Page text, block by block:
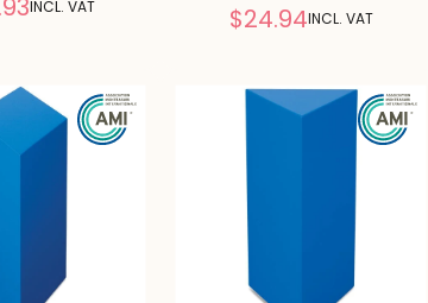
INCL. VAT Reduced
$24.94INCL. VAT